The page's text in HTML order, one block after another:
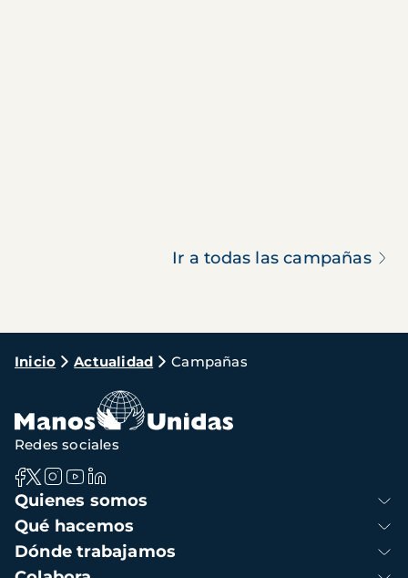
Ir a todas las campañas
Ruta
navegación
Inicio Actualidad Campañas
Navegación
principal
Quienes somos
Qué hacemos
Dónde trabajamos
Redes sociales